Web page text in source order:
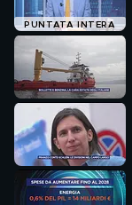
PUNTATA INTERA